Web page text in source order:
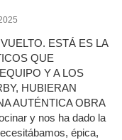
ESTÁ ES LA
QUE
Y A LOS
HUBIERAN
AUTÉNTICA OBRA
y nos ha dado la
épica,